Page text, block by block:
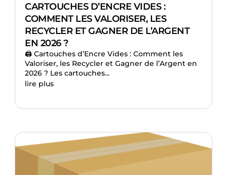
CARTOUCHES D’ENCRE VIDES :
COMMENT LES VALORISER, LES
RECYCLER ET GAGNER DE L’ARGENT
EN 2026 ?
🖨️ Cartouches d’Encre Vides : Comment les
Valoriser, les Recycler et Gagner de l’Argent en
2026 ? Les cartouches...
lire plus